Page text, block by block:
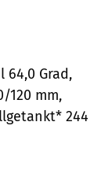
64,0 Grad,
120 mm,
244